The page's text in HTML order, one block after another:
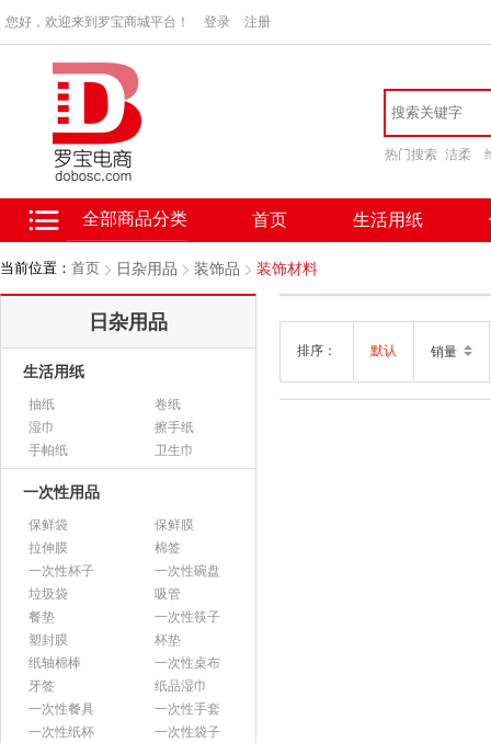
您好，欢迎来到罗宝商城平台！ 登录 注册
热门搜索 洁柔
全部商品分类 首页 生活用纸
当前位置： 首页 日杂用品 装饰品 装饰材料
日杂用品
生活用纸
抽纸
卷纸
湿巾
擦手纸
手帕纸
卫生巾
一次性用品
保鲜袋
保鲜膜
拉伸膜
棉签
一次性杯子
一次性碗盘
垃圾袋
吸管
餐垫
一次性筷子
塑封膜
杯垫
纸轴棉棒
一次性桌布
牙签
纸品湿巾
一次性餐具
一次性手套
一次性纸杯
一次性袋子
排序： 默认 销量